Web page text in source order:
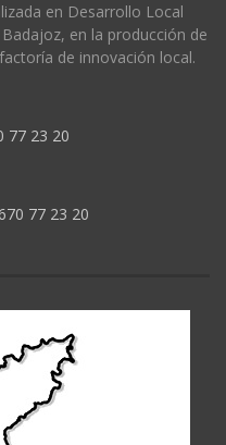
en Desarrollo Local
en la producción de
de innovación local.
77 23 20
670 77 23 20